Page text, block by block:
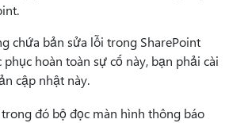
chứa bản sửa lỗi trong SharePoint
hoàn toàn sự cố này, bạn phải cài
cập nhật này.
trong đó bộ đọc màn hình thông báo